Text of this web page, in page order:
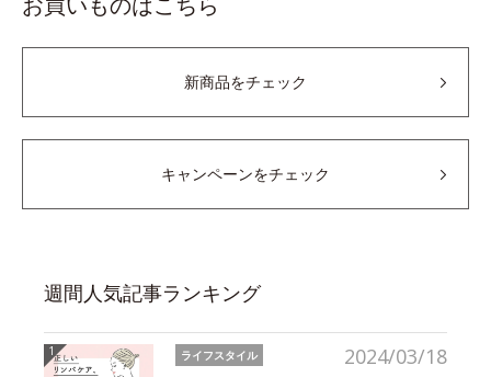
新商品をチェック
キャンペーンをチェック
週間人気記事ランキング
2024/03/18
ライフスタイル